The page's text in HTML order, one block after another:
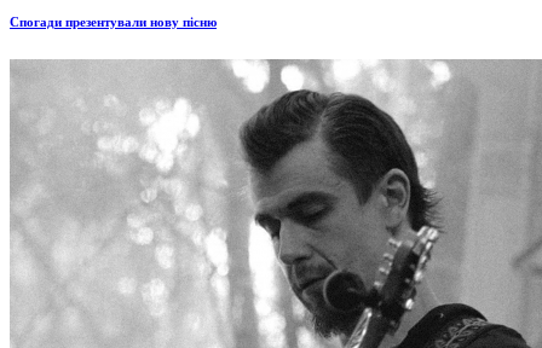
Спогади презентували нову пісню